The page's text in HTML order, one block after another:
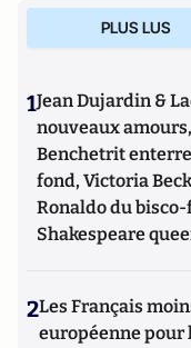
PLUS LUS
1Jean Dujardin &
nouveaux
Benchetrit
fond, Victoria
Ronaldo du
Shakespeare
2Les Français
européenne pour